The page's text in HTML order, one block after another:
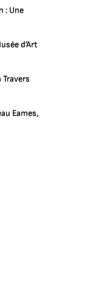
: Une
d’Art
Eames,